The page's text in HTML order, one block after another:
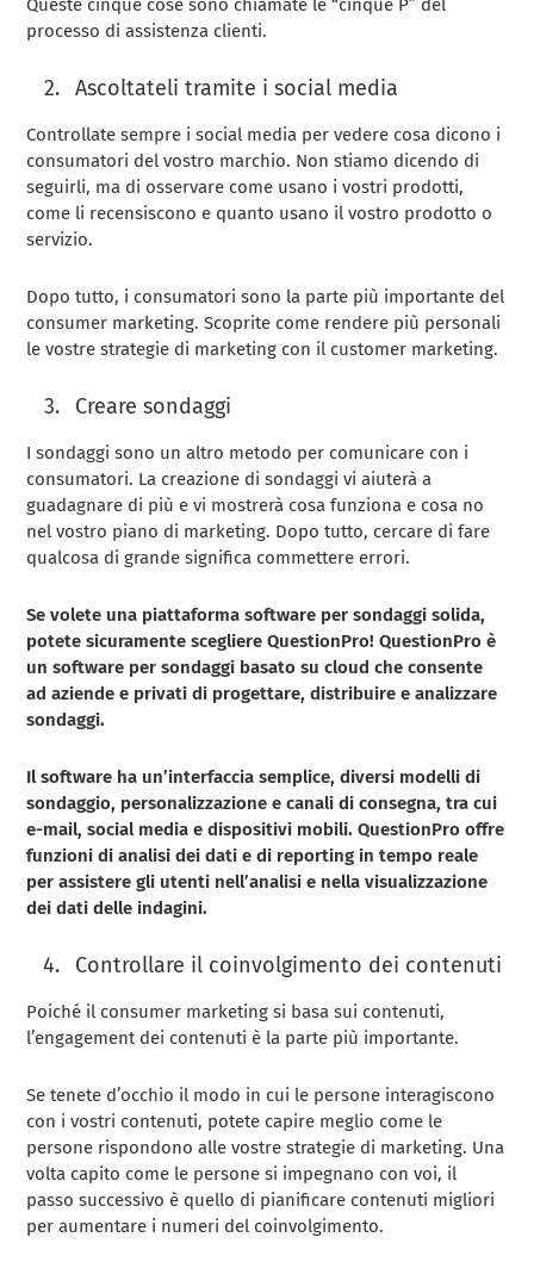
Queste cinque cose sono chiamate le “cinque P” del
processo di assistenza clienti.
Ascoltateli tramite i social media
Controllate sempre i social media per vedere cosa dicono i
consumatori del vostro marchio. Non stiamo dicendo di
seguirli, ma di osservare come usano i vostri prodotti,
come li recensiscono e quanto usano il vostro prodotto o
servizio.
Dopo tutto, i consumatori sono la parte più importante del
consumer marketing. Scoprite come rendere più personali
le vostre strategie di marketing con il customer marketing.
Creare sondaggi
I sondaggi sono un altro metodo per comunicare con i
consumatori. La creazione di sondaggi vi aiuterà a
guadagnare di più e vi mostrerà cosa funziona e cosa no
nel vostro piano di marketing. Dopo tutto, cercare di fare
qualcosa di grande significa commettere errori.
Se volete una piattaforma software per sondaggi solida,
potete sicuramente scegliere QuestionPro! QuestionPro è
un software per sondaggi basato su cloud che consente
ad aziende e privati di progettare, distribuire e analizzare
sondaggi.
Il software ha un’interfaccia semplice, diversi modelli di
sondaggio, personalizzazione e canali di consegna, tra cui
e-mail, social media e dispositivi mobili. QuestionPro offre
funzioni di analisi dei dati e di reporting in tempo reale
per assistere gli utenti nell’analisi e nella visualizzazione
dei dati delle indagini.
Controllare il coinvolgimento dei contenuti
Poiché il consumer marketing si basa sui contenuti,
l’engagement dei contenuti è la parte più importante.
Se tenete d’occhio il modo in cui le persone interagiscono
con i vostri contenuti, potete capire meglio come le
persone rispondono alle vostre strategie di marketing. Una
volta capito come le persone si impegnano con voi, il
passo successivo è quello di pianificare contenuti migliori
per aumentare i numeri del coinvolgimento.